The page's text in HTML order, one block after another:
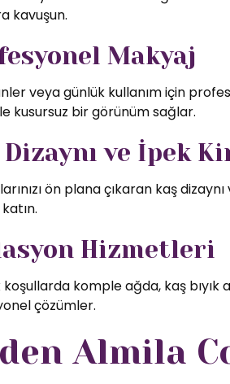
kavuşun.
Makyaj
veya günlük kullanım için
kusursuz bir görünüm sağlar.
Dizaynı ve İpek
ön plana çıkaran kaş
Hizmetleri
koşullarda komple ağda, kaş
çözümler.
Almila